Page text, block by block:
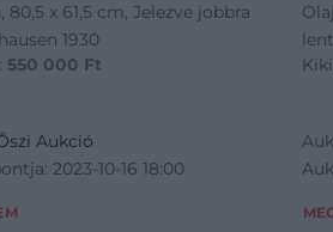
80,5 x 61,5 cm, Jelezve jobbra
1930
550 000 Ft
Aukció
2023-10-16 18:00